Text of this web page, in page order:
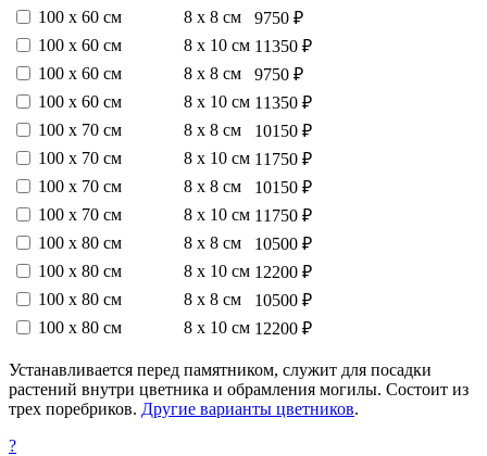
100 х 60 см
8 х 8 см
9750 ₽
100 х 60 см
8 х 10 см 11350 ₽
100 х 60 см
8 х 8 см
9750 ₽
100 х 60 см
8 х 10 см 11350 ₽
100 х 70 см
8 х 8 см
10150 ₽
100 х 70 см
8 х 10 см 11750 ₽
100 х 70 см
8 х 8 см
10150 ₽
100 х 70 см
8 х 10 см 11750 ₽
100 х 80 см
8 х 8 см
10500 ₽
100 х 80 см
8 х 10 см 12200 ₽
100 х 80 см
8 х 8 см
10500 ₽
100 х 80 см
8 х 10 см 12200 ₽
Устанавливается перед памятником, служит для посадки
растений внутри цветника и обрамления могилы. Состоит из
трех поребриков. Другие варианты цветников.
?